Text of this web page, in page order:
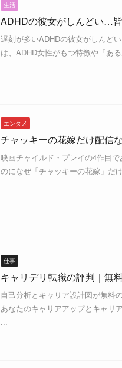
生活
ADHDの彼女がしんどい…
遅刻が多いADHDの彼女がしんど
は、ADHD女性がもつ特徴や「あ
エンタメ
チャッキーの花嫁だけ配信
映画チャイルド・プレイの4作目
のになぜ「チャッキーの花嫁」だ
仕事
キャリデリ転職の評判｜無
自己分析とキャリア設計図が無料
あなたのキャリアアップとキャリ
...